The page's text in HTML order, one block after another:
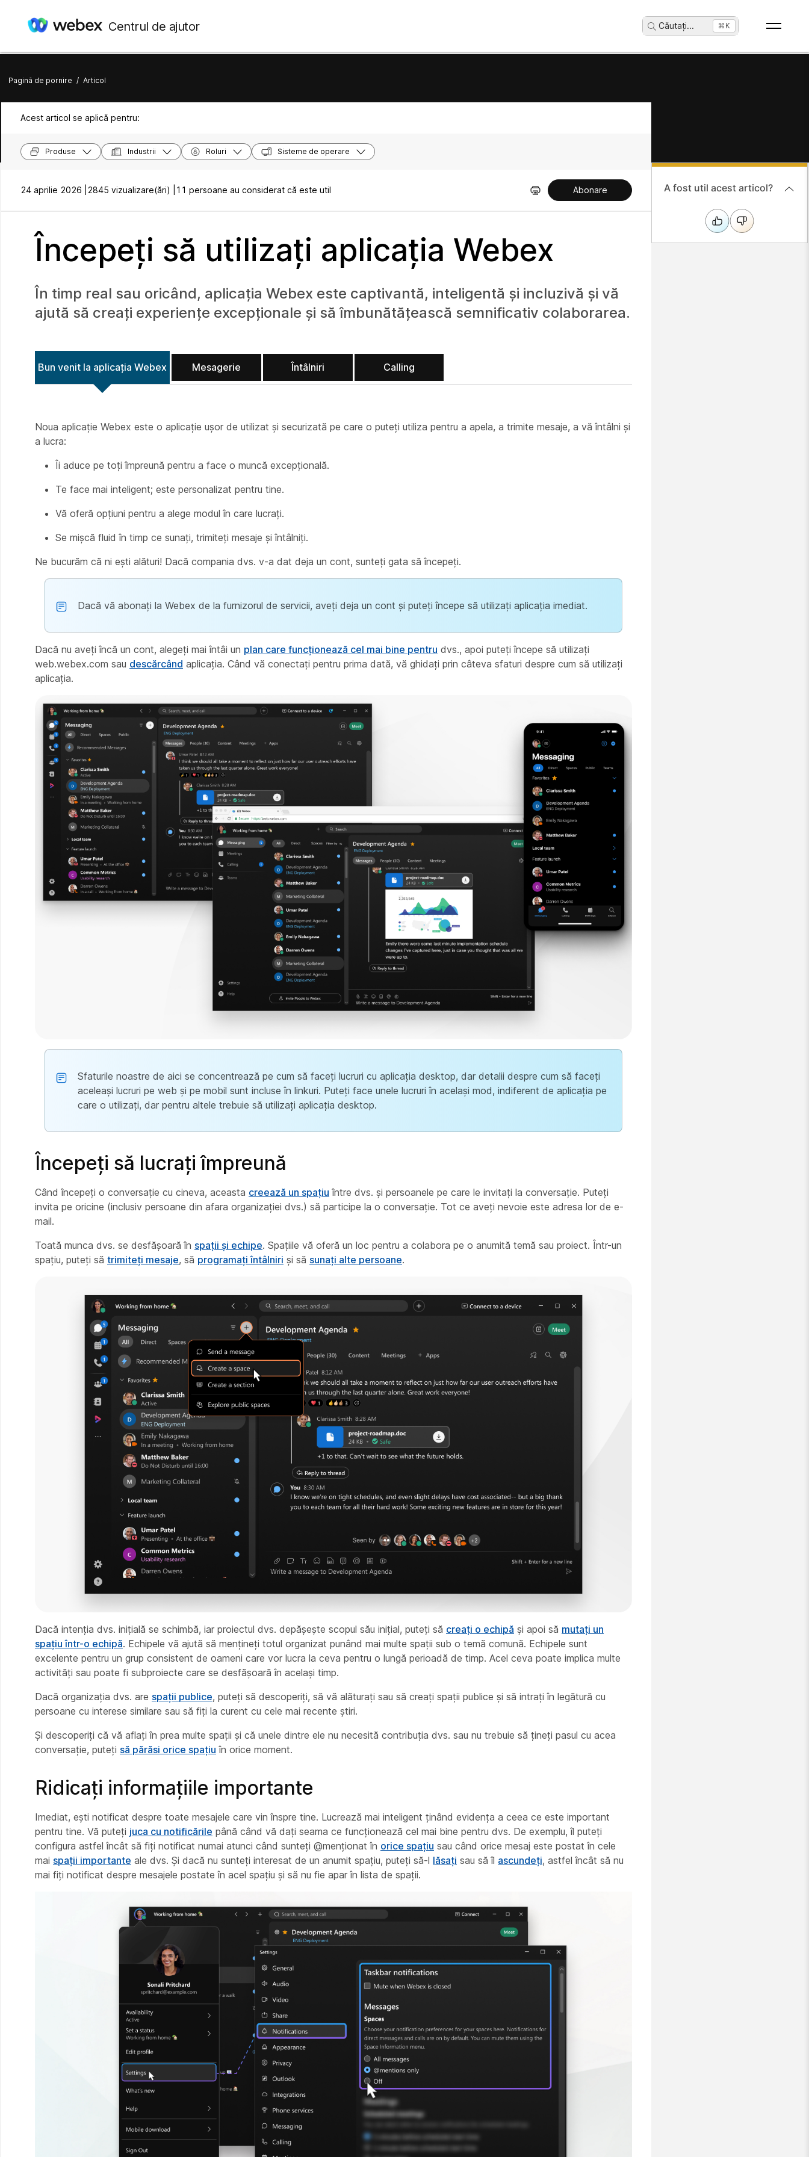
Centrul de ajutor Căutați... ⌘K
Pagină de pornire / Articol
Acest articol se aplică pentru:
Produse Industrii Roluri Sisteme de operare
24 aprilie 2026 | 2845 vizualizare(ări) | 11 persoane au considerat că este util Abonare
Începeți să utilizați aplicația Webex
În timp real sau oricând, aplicația Webex este captivantă, inteligentă și incluzivă și vă
ajută să creați experiențe excepționale și să îmbunătățească semnificativ colaborarea.
Bun venit la aplicația Webex Mesagerie Întâlniri Calling
Noua aplicație Webex este o aplicație ușor de utilizat și securizată pe care o puteți utiliza pentru a apela, a trimite mesaje, a vă întâlni și
a lucra:
Îi aduce pe toți împreună pentru a face o muncă excepțională.
Te face mai inteligent; este personalizat pentru tine.
Vă oferă opțiuni pentru a alege modul în care lucrați.
Se mișcă fluid în timp ce sunați, trimiteți mesaje și întâlniți.
Ne bucurăm că ni ești alături! Dacă compania dvs. v-a dat deja un cont, sunteți gata să începeți.
Dacă vă abonați la Webex de la furnizorul de servicii, aveți deja un cont și puteți începe să utilizați aplicația imediat.
Dacă nu aveți încă un cont, alegeți mai întâi un plan care funcționează cel mai bine pentru dvs., apoi puteți începe să utilizați
web.webex.com sau descărcând aplicația. Când vă conectați pentru prima dată, vă ghidați prin câteva sfaturi despre cum să utilizați
aplicația.
Sfaturile noastre de aici se concentrează pe cum să faceți lucruri cu aplicația desktop, dar detalii despre cum să faceți
aceleași lucruri pe web și pe mobil sunt incluse în linkuri. Puteți face unele lucruri în același mod, indiferent de aplicația pe
care o utilizați, dar pentru altele trebuie să utilizați aplicația desktop.
Începeți să lucrați împreună
Când începeți o conversație cu cineva, aceasta creează un spațiu între dvs. și persoanele pe care le invitați la conversație. Puteți
invita pe oricine (inclusiv persoane din afara organizației dvs.) să participe la o conversație. Tot ce aveți nevoie este adresa lor de e-
mail.
Toată munca dvs. se desfășoară în spații și echipe. Spațiile vă oferă un loc pentru a colabora pe o anumită temă sau proiect. Într-un
spațiu, puteți să trimiteți mesaje, să programați întâlniri și să sunați alte persoane.
Dacă intenția dvs. inițială se schimbă, iar proiectul dvs. depășește scopul său inițial, puteți să creați o echipă și apoi să mutați un
spațiu într-o echipă. Echipele vă ajută să mențineți totul organizat punând mai multe spații sub o temă comună. Echipele sunt
excelente pentru un grup consistent de oameni care vor lucra la ceva pentru o lungă perioadă de timp. Acel ceva poate implica multe
activități sau poate fi subproiecte care se desfășoară în același timp.
Dacă organizația dvs. are spații publice, puteți să descoperiți, să vă alăturați sau să creați spații publice și să intrați în legătură cu
persoane cu interese similare sau să fiți la curent cu cele mai recente știri.
Și descoperiți că vă aflați în prea multe spații și că unele dintre ele nu necesită contribuția dvs. sau nu trebuie să țineți pasul cu acea
conversație, puteți să părăsi orice spațiu în orice moment.
Ridicați informațiile importante
Imediat, ești notificat despre toate mesajele care vin înspre tine. Lucrează mai inteligent ținând evidența a ceea ce este important
pentru tine. Vă puteți juca cu notificările până când vă dați seama ce funcționează cel mai bine pentru dvs. De exemplu, îl puteți
configura astfel încât să fiți notificat numai atunci când sunteți @menționat în orice spațiu sau când orice mesaj este postat în cele
mai spații importante ale dvs. Și dacă nu sunteți interesat de un anumit spațiu, puteți să-l lăsați sau să îl ascundeți, astfel încât să nu
mai fiți notificat despre mesajele postate în acel spațiu și să nu fie apar în lista de spații.
A fost util acest articol?